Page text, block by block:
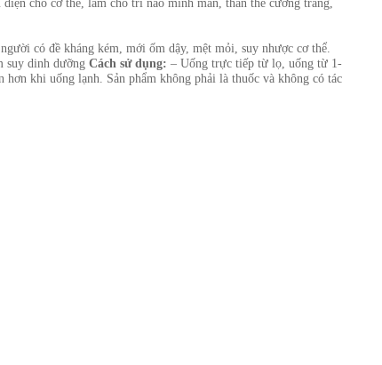
cho cơ thể, làm cho trí não minh mẫn, thân thể cường tráng,
có đề kháng kém, mới ốm dậy, mệt mỏi, suy nhược cơ thể.
suy dinh dưỡngCách sử dụng:– Uống trực tiếp từ lọ, uống từ 1-
khi uống lạnh. Sản phẩm không phải là thuốc và không có tác